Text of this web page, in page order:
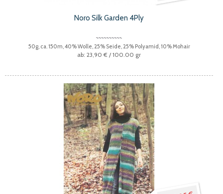
Noro Silk Garden 4Ply
50g, ca. 150m, 40% Wolle, 25% Seide, 25% Polyamid, 10% Mohair
23,90 € / 100.00 gr